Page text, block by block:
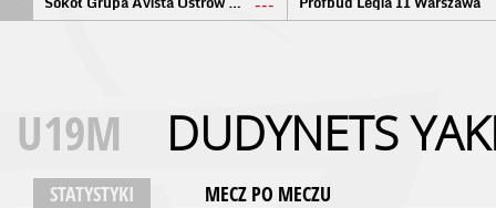
U19M DUDYNETS
STATYSTYKI MECZ PO MECZU